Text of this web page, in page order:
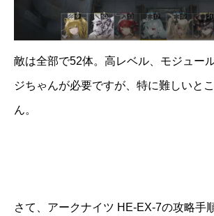
敵は全部で52体。高レベル、モジュー
ジちゃんが必要ですが、特に難しいと
ん。
さて、アークナイツ HE-EX-7の攻略手